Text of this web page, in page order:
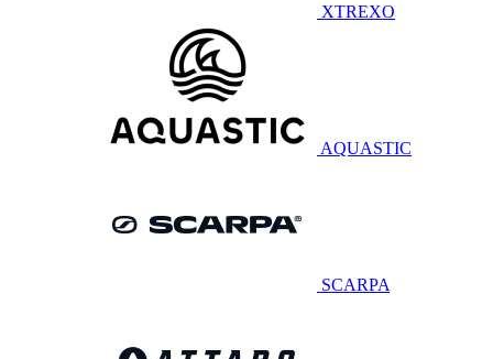
XTREXO
AQUASTIC
SCARPA